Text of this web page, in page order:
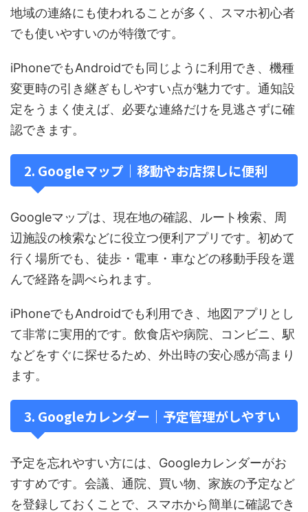
地域の連絡にも使われることが多く、スマホ初心者
でも使いやすいのが特徴です。
iPhoneでもAndroidでも同じように利用でき、機種
変更時の引き継ぎもしやすい点が魅力です。通知設
定をうまく使えば、必要な連絡だけを見逃さずに確
認できます。
2. Googleマップ｜移動やお店探しに便利
Googleマップは、現在地の確認、ルート検索、周
辺施設の検索などに役立つ便利アプリです。初めて
行く場所でも、徒歩・電車・車などの移動手段を選
んで経路を調べられます。
iPhoneでもAndroidでも利用でき、地図アプリとし
て非常に実用的です。飲食店や病院、コンビニ、駅
などをすぐに探せるため、外出時の安心感が高まり
ます。
3. Googleカレンダー｜予定管理がしやすい
予定を忘れやすい方には、Googleカレンダーがお
すすめです。会議、通院、買い物、家族の予定など
を登録しておくことで、スマホから簡単に確認でき